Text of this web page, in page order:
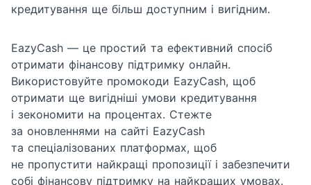
кредитування ще більш доступним і вигідним.
EazyCash — це простий та ефективний спосіб
отримати фінансову підтримку онлайн.
Використовуйте промокоди EazyCash, щоб
отримати ще вигідніші умови кредитування
і зекономити на процентах. Стежте
за оновленнями на сайті EazyCash
та спеціалізованих платформах, щоб
не пропустити найкращі пропозиції і забезпечити
собі фінансову підтримку на найкращих умовах.